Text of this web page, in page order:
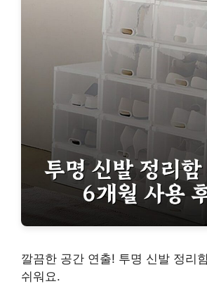
깔끔한 공간 연출! 투명 신발 정리
쉬워요.